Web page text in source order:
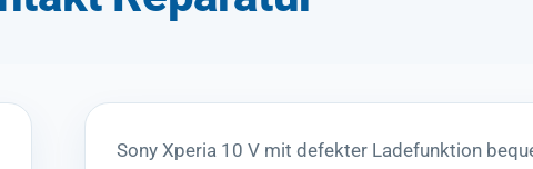
Sony Xperia 10 V mit defekter Ladefunktion